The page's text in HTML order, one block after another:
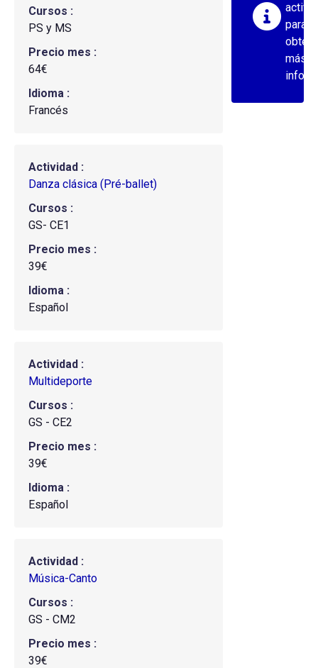
Cursos
PS y MS
Precio mes
64€
Idioma
Francés
Actividad
Danza clásica (Pré-ballet)
Cursos
GS- CE1
Precio mes
39€
Idioma
Español
Actividad
Multideporte
Cursos
GS - CE2
Precio mes
39€
Idioma
Español
Actividad
Música-Canto
Cursos
GS - CM2
Precio mes
39€
para
más